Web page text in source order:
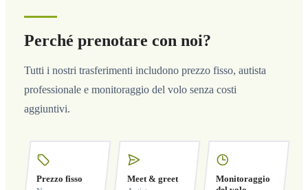
Perché prenotare con noi?
Tutti i nostri trasferimenti includono prezzo fisso, autista
professionale e monitoraggio del volo senza costi
aggiuntivi.
Prezzo fisso Meet & greet
Monitoraggio